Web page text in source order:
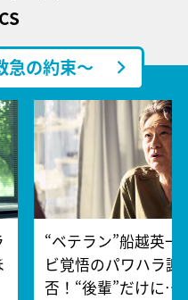
急の約束～
“ベテラン”船越英一
ビ覚悟のパワハラ謝
否！“後輩”だけに…